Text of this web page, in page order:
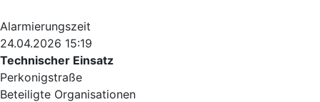
Alarmierungszeit
24.04.2026 15:19
Technischer Einsatz
Perkonigstraße
Beteiligte Organisationen